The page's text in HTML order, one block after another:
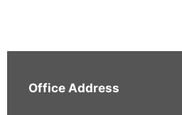
Office Address